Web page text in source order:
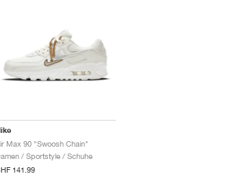
Max 90 "Swoosh Chain"
/ Sportstyle / Schuhe
141.99